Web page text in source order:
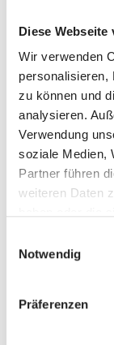
Diese Webseite
Wir verwenden
personalisieren,
zu können und
analysieren.
Verwendung
soziale Medien,
Partner führen
weiteren Daten
Notwendig
Präferenzen